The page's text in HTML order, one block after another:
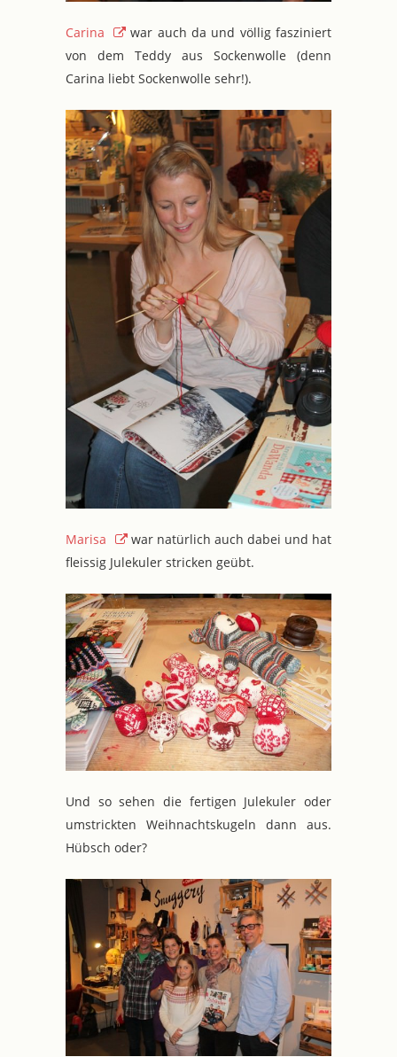
Carina
war auch da und völlig fasziniert
von dem Teddy aus Sockenwolle (denn
Carina liebt Sockenwolle sehr!).
Marisa
war natürlich auch dabei und hat
fleissig Julekuler stricken geübt.
Und so sehen die fertigen Julekuler oder
umstrickten Weihnachtskugeln dann aus.
Hübsch oder?